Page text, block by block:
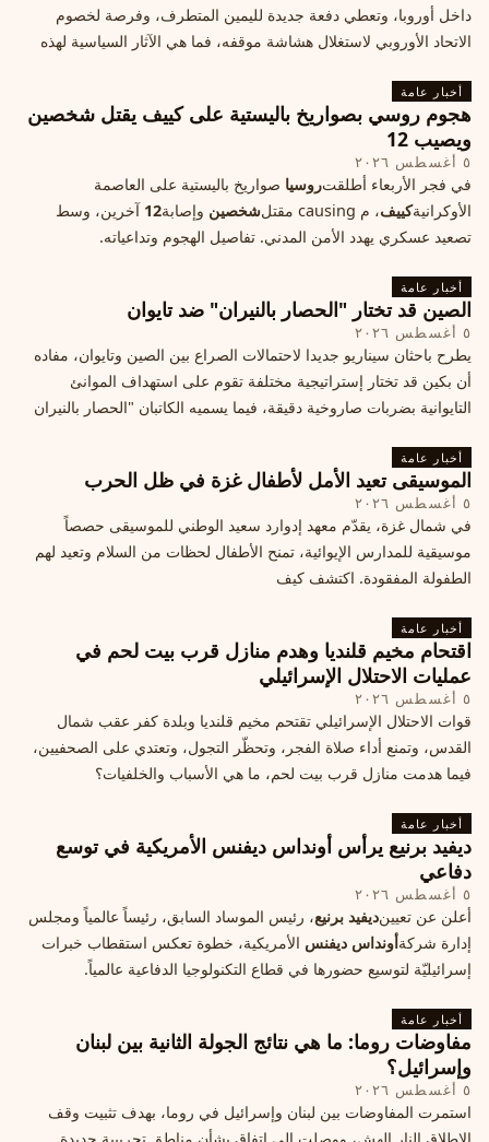
داخل أوروبا، وتعطي دفعة جديدة لليمين المتطرف، وفرصة لخصوم
الاتحاد الأوروبي لاستغلال هشاشة موقفه، فما هي الآثار السياسية لهذه
أخبار عامة
هجوم روسي بصواريخ باليستية على كييف يقتل شخصين
ويصيب 12
٥ أغسطس ٢٠٢٦
في فجر الأربعاء أطلقتروسيا صواريخ باليستية على العاصمة
الأوكرانيةكييف، م causing مقتل شخصين وإصابة12 آخرين، وسط
تصعيد عسكري يهدد الأمن المدني. تفاصيل الهجوم وتداعياته.
أخبار عامة
الصين قد تختار "الحصار بالنيران" ضد تايوان
٥ أغسطس ٢٠٢٦
يطرح باحثان سيناريو جديدا لاحتمالات الصراع بين الصين وتايوان، مفاده
أن بكين قد تختار إستراتيجية مختلفة تقوم على استهداف الموانئ
التايوانية بضربات صاروخية دقيقة، فيما يسميه الكاتبان "الحصار بالنيران
أخبار عامة
الموسيقى تعيد الأمل لأطفال غزة في ظل الحرب
٥ أغسطس ٢٠٢٦
في شمال غزة، يقدّم معهد إدوارد سعيد الوطني للموسيقى حصصاً
موسيقية للمدارس الإيوائية، تمنح الأطفال لحظات من السلام وتعيد لهم
الطفولة المفقودة. اكتشف كيف
أخبار عامة
اقتحام مخيم قلنديا وهدم منازل قرب بيت لحم في
عمليات الاحتلال الإسرائيلي
٥ أغسطس ٢٠٢٦
قوات الاحتلال الإسرائيلي تقتحم مخيم قلنديا وبلدة كفر عقب شمال
القدس، وتمنع أداء صلاة الفجر، وتحظّر التجول، وتعتدي على الصحفيين،
فيما هدمت منازل قرب بيت لحم، ما هي الأسباب والخلفيات؟
أخبار عامة
ديفيد برنيع يرأس أونداس ديفنس الأمريكية في توسع
دفاعي
٥ أغسطس ٢٠٢٦
أعلن عن تعيينديفيد برنيع، رئيس الموساد السابق، رئيساً عالمياً ومجلس
إدارة شركةأونداس ديفنس الأمريكية، خطوة تعكس استقطاب خبرات
إسرائيليّة لتوسيع حضورها في قطاع التكنولوجيا الدفاعية عالمياً.
أخبار عامة
مفاوضات روما: ما هي نتائج الجولة الثانية بين لبنان
وإسرائيل؟
٥ أغسطس ٢٠٢٦
استمرت المفاوضات بين لبنان وإسرائيل في روما، بهدف تثبيت وقف